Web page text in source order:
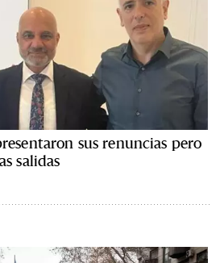
sus renuncias pero
salidas